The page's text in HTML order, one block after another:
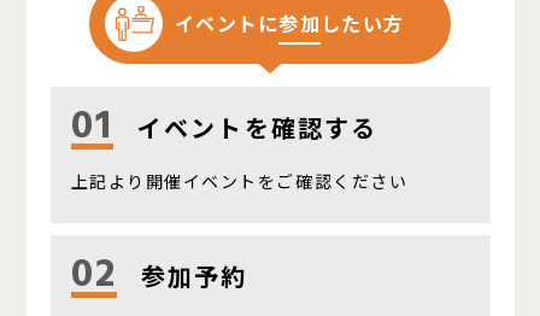
イベントに参加 したい方
01 イベントを確認する
上記より開催イベントをご確認ください
02 参加予約